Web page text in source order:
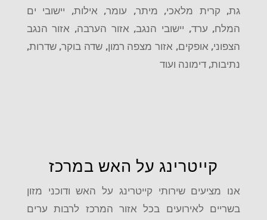
גת, קרית מלאכי, מיתר, עומר, אילות, יישובי ים
המלח, ערד, יישובי הנגב, אזור הערבה, אזור הנגב
הצפוני, אופקים, אזור מצפה רמון, שדה בוקר, שדרות,
נתיבות, דימונה ועוד
קייטרינג על האש במרכז
אנו מציעים שירותי קייטרינג על האש ודוכני מזון
בשריים לאירועים בכל אזור המרכז לרבות ערים